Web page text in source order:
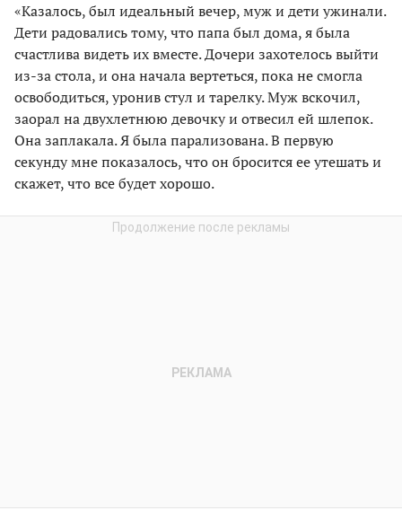
«Казалось, был идеальный вечер, муж и дети ужинали.
Дети радовались тому, что папа был дома, я была
счастлива видеть их вместе. Дочери захотелось выйти
из-за стола, и она начала вертеться, пока не смогла
освободиться, уронив стул и тарелку. Муж вскочил,
заорал на двухлетнюю девочку и отвесил ей шлепок.
Она заплакала. Я была парализована. В первую
секунду мне показалось, что он бросится ее утешать и
скажет, что все будет хорошо.